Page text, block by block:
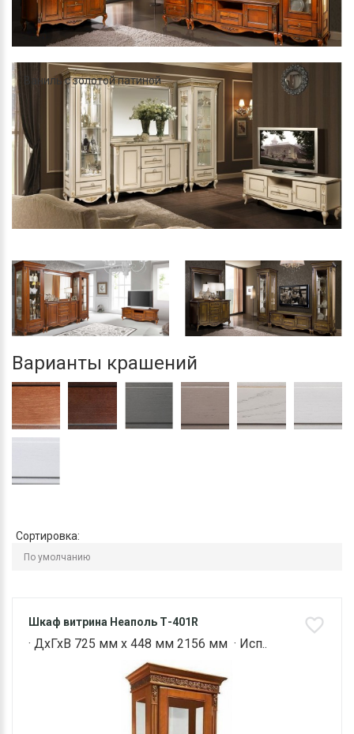
Ваниль с золотой патиной
Варианты крашений
Сортировка:
Шкаф витрина Неаполь Т-401R
· ДхГхВ 725 мм х 448 мм 2156 мм · Исп..